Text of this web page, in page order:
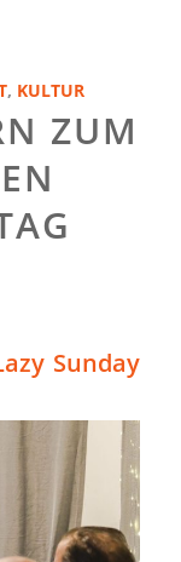
, KULTUR
ZUM
Sunday